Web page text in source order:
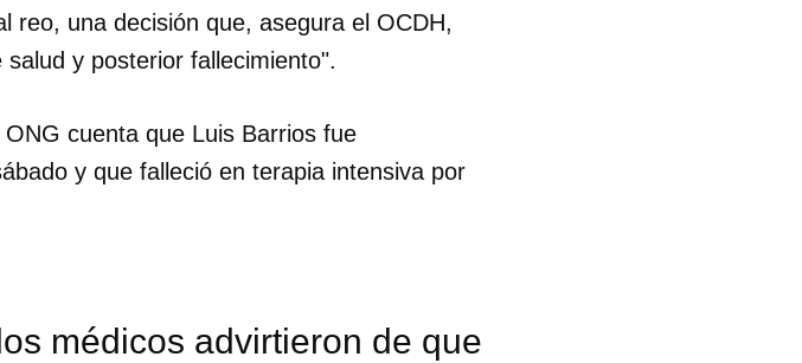
reo, una decisión que, asegura el OCDH,
y posterior fallecimiento".
cuenta que Luis Barrios fue
y que falleció en terapia intensiva por
médicos advirtieron de que